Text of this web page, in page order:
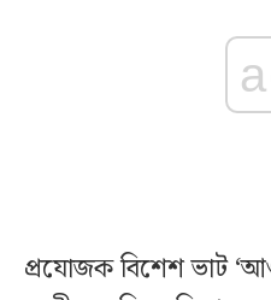
প্রযোজক বিশেশ ভাট